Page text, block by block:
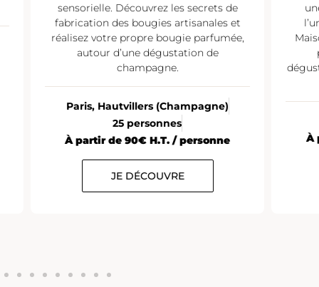
une occasion unique de découvrir
l’univers de l’une des plus grandes
Maisons de Champagne. Commentée
par un expert champagne, la
dégustation est proposée en “montée en
Paris 10 à 12 personnes
À partir de 35€ H.T. / personne
JE DÉCOUVRE